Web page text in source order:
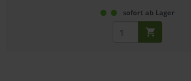
sofort ab Lager